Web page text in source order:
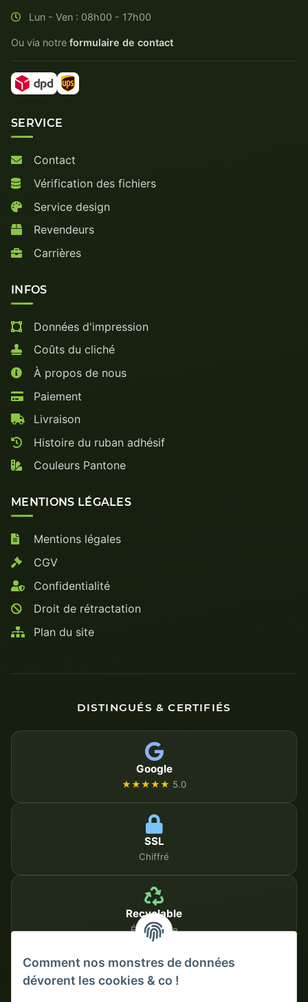
Lun - Ven : 08h00 - 17h00
Ou via notre formulaire de contact
SERVICE
Contact
Vérification des fichiers
Service design
Revendeurs
Carrières
INFOS
Données d'impression
Coûts du cliché
À propos de nous
Paiement
Livraison
Histoire du ruban adhésif
Couleurs Pantone
MENTIONS LÉGALES
Mentions légales
CGV
Confidentialité
Droit de rétractation
Plan du site
DISTINGUÉS & CERTIFIÉS
Google
★★★★★ 5.0
SSL
Chiffré
Recyclable
Écologique
MÉTHODES DE PAIEMENT SÉCURISÉES
Comment nos monstres de données
dévorent les cookies & co !